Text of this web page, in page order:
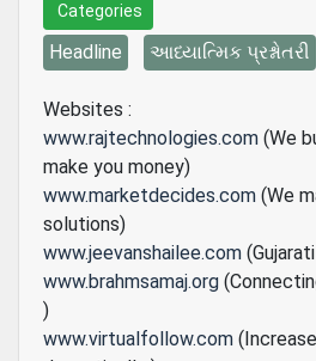
Categories
Headline આધ્યાત્મિક પ્રશ્નોતરી
Websites :
www.rajtechnologies.com (We
make you money)
www.marketdecides.com (We
solutions)
www.jeevanshailee.com
www.brahmsamaj.org
)
www.virtualfollow.com